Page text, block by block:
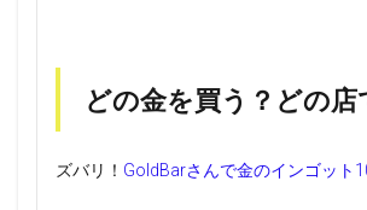
どの金を買う？どの店
ズバリ！ GoldBarさんで金のインゴット